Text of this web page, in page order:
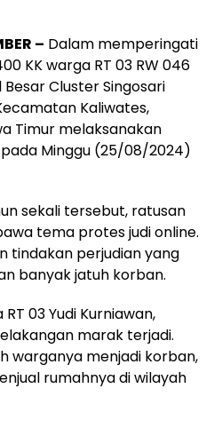
– Dalam memperingati
KK warga RT 03 RW 046
Cluster Singosari
Kaliwates,
Timur melaksanakan
Minggu (25/08/2024)
sekali tersebut, ratusan
tema protes judi online.
tindakan perjudian yang
banyak jatuh korban.
03 Yudi Kurniawan,
marak terjadi.
warganya menjadi korban,
rumahnya di wilayah